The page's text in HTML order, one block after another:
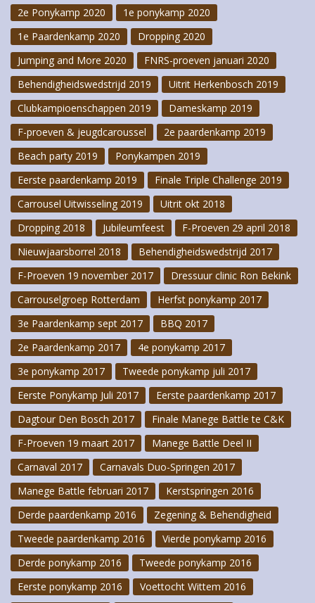
2e Ponykamp 2020
1e ponykamp 2020
1e Paardenkamp 2020
Dropping 2020
Jumping and More 2020
FNRS-proeven januari 2020
Behendigheidswedstrijd 2019
Uitrit Herkenbosch 2019
Clubkampioenschappen 2019
Dameskamp 2019
F-proeven & jeugdcaroussel
2e paardenkamp 2019
Beach party 2019
Ponykampen 2019
Eerste paardenkamp 2019
Finale Triple Challenge 2019
Carrousel Uitwisseling 2019
Uitrit okt 2018
Dropping 2018
Jubileumfeest
F-Proeven 29 april 2018
Nieuwjaarsborrel 2018
Behendigheidswedstrijd 2017
F-Proeven 19 november 2017
Dressuur clinic Ron Bekink
Carrouselgroep Rotterdam
Herfst ponykamp 2017
3e Paardenkamp sept 2017
BBQ 2017
2e Paardenkamp 2017
4e ponykamp 2017
3e ponykamp 2017
Tweede ponykamp juli 2017
Eerste Ponykamp Juli 2017
Eerste paardenkamp 2017
Dagtour Den Bosch 2017
Finale Manege Battle te C&K
F-Proeven 19 maart 2017
Manege Battle Deel II
Carnaval 2017
Carnavals Duo-Springen 2017
Manege Battle februari 2017
Kerstspringen 2016
Derde paardenkamp 2016
Zegening & Behendigheid
Tweede paardenkamp 2016
Vierde ponykamp 2016
Derde ponykamp 2016
Tweede ponykamp 2016
Eerste ponykamp 2016
Voettocht Wittem 2016